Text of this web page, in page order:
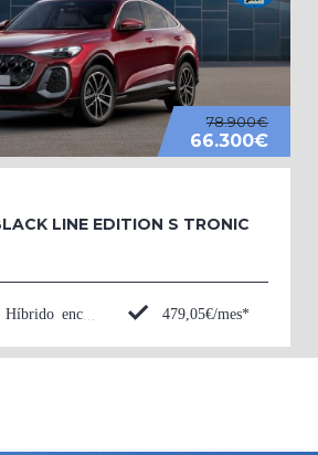
78.900€
66.300€
LINE EDITION S TRONIC
479,05€/mes*